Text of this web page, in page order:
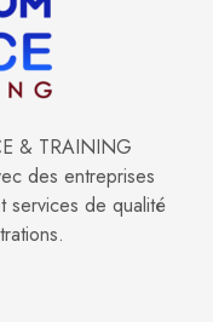
& TRAINING
des entreprises
services de qualité